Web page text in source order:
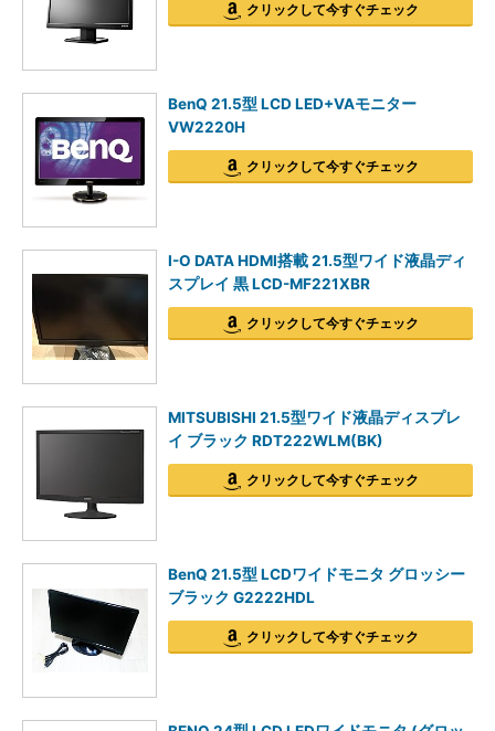
クリックして今すぐチェック
BenQ 21.5型 LCD LED+VAモニター
VW2220H
クリックして今すぐチェック
I-O DATA HDMI搭載 21.5型ワイド液晶ディ
スプレイ 黒 LCD-MF221XBR
クリックして今すぐチェック
MITSUBISHI 21.5型ワイド液晶ディスプレ
イ ブラック RDT222WLM(BK)
クリックして今すぐチェック
BenQ 21.5型 LCDワイドモニタ グロッシー
ブラック G2222HDL
クリックして今すぐチェック